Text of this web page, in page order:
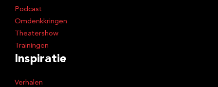
Podcast
Omdenkkringen
Theatershow
Trainingen
Inspiratie
Verhalen